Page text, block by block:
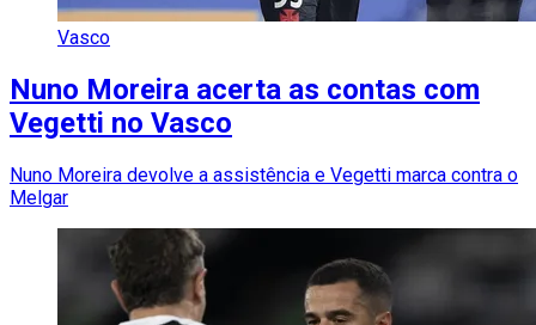
Vasco
Nuno Moreira acerta as contas com
Vegetti no Vasco
Nuno Moreira devolve a assistência e Vegetti marca contra o
Melgar